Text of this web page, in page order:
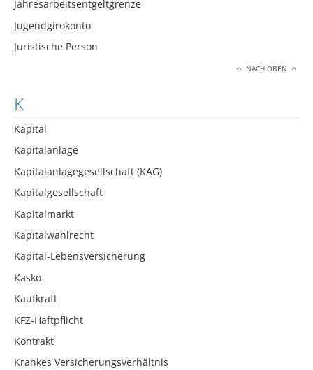
Jahresarbeitsentgeltgrenze
Jugendgirokonto
Juristische Person
NACH OBEN
K
Kapital
Kapitalanlage
Kapitalanlagegesellschaft (KAG)
Kapitalgesellschaft
Kapitalmarkt
Kapitalwahlrecht
Kapital-Lebensversicherung
Kasko
Kaufkraft
KFZ-Haftpflicht
Kontrakt
Krankes Versicherungsverhältnis